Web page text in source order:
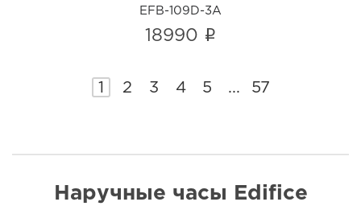
EFB-109D-3A
18990 i
1 2 3 4 5 57
Наручные часы Edifice